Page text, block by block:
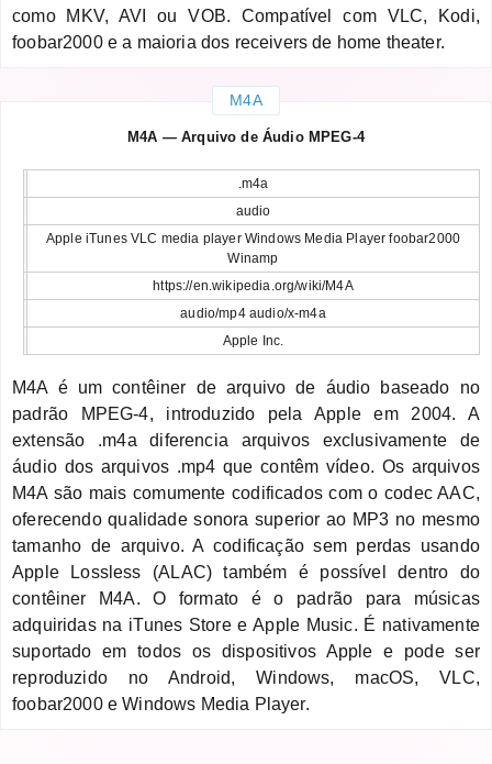
como MKV, AVI ou VOB. Compatível com VLC, Kodi,
foobar2000 e a maioria dos receivers de home theater.
M4A
M4A — Arquivo de Áudio MPEG-4
.m4a
audio
Apple iTunes VLC media player Windows Media Player foobar2000
Winamp
https://en.wikipedia.org/wiki/M4A
audio/mp4 audio/x-m4a
Apple Inc.
M4A é um contêiner de arquivo de áudio baseado no
padrão MPEG-4, introduzido pela Apple em 2004. A
extensão .m4a diferencia arquivos exclusivamente de
áudio dos arquivos .mp4 que contêm vídeo. Os arquivos
M4A são mais comumente codificados com o codec AAC,
oferecendo qualidade sonora superior ao MP3 no mesmo
tamanho de arquivo. A codificação sem perdas usando
Apple Lossless (ALAC) também é possível dentro do
contêiner M4A. O formato é o padrão para músicas
adquiridas na iTunes Store e Apple Music. É nativamente
suportado em todos os dispositivos Apple e pode ser
reproduzido no Android, Windows, macOS, VLC,
foobar2000 e Windows Media Player.